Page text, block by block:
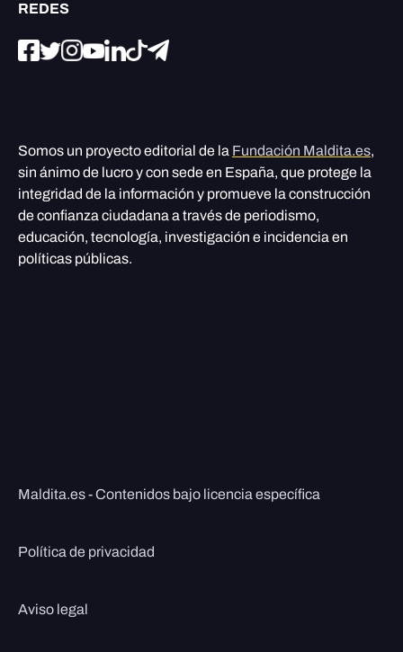
REDES
Somos un proyecto editorial de la Fundación Maldita.es,
sin ánimo de lucro y con sede en España, que protege la
integridad de la información y promueve la construcción
de confianza ciudadana a través de periodismo,
educación, tecnología, investigación e incidencia en
políticas públicas.
Maldita.es - Contenidos bajo licencia específica
Política de privacidad
Aviso legal